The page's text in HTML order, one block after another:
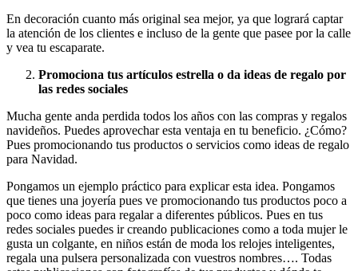
En decoración cuanto más original sea mejor, ya que logrará captar
la atención de los clientes e incluso de la gente que pasee por la calle
y vea tu escaparate.
Promociona tus artículos estrella o da ideas de regalo por
las redes sociales
Mucha gente anda perdida todos los años con las compras y regalos
navideños. Puedes aprovechar esta ventaja en tu beneficio. ¿Cómo?
Pues promocionando tus productos o servicios como ideas de regalo
para Navidad.
Pongamos un ejemplo práctico para explicar esta idea. Pongamos
que tienes una joyería pues ve promocionando tus productos poco a
poco como ideas para regalar a diferentes públicos. Pues en tus
redes sociales puedes ir creando publicaciones como a toda mujer le
gusta un colgante, en niños están de moda los relojes inteligentes,
regala una pulsera personalizada con vuestros nombres…. Todas